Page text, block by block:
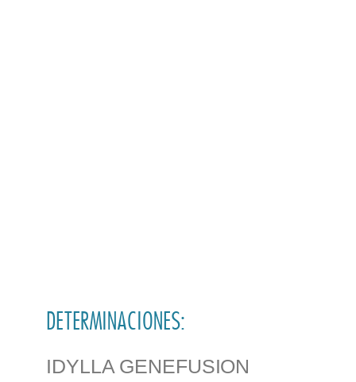
DETERMINACIONES:
IDYLLA GENEFUSION